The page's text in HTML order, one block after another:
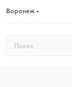
Воронеж